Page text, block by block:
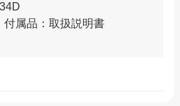
付属品：取扱説明書